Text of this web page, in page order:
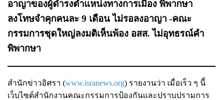
อาญาของผู้ดำรงตำแหน่งทางการเมือง พิพากษา
ลงโทษจำคุกคนละ 9 เดือน ไม่รอลงอาญา -คณะ
กรรมการชุดใหญ่ลงมติเห็นพ้อง อสส. ไม่อุทธรณ์คำ
พิพากษา
สำนักข่าวอิศรา (www.isranews.org) รายงานว่า เมื่อเร็ว ๆ นี้
เว็บไซต์สำนักงานคณะกรรมการป้องกันและปราบปรามการ